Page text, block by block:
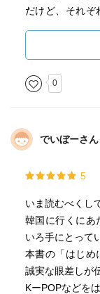
だけど、それぞ
る。そして、
たきっかけを知
は違うような気
それにしても
2008年当時、
したとか（p.44
があるとか（
性は脇役みた
表されるジェン
もちろん、韓
ダー問題＋嫌
な、ともすれば
いる若手いると
0
でいぼーさん
5
いま読むべくし
韓国に行くに
いろ手にとって
本書の「はじめ
誠実な眼差しが
KーPOPなどを